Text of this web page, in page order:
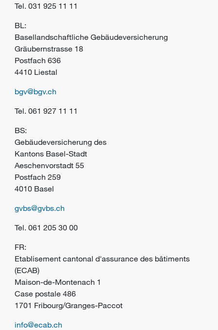
Tel. 031 925 11 11
BL:
Basellandschaftliche Gebäudeversicherung
Gräubernstrasse 18
Postfach 636
4410 Liestal
bgv@bgv.ch
Tel. 061 927 11 11
BS:
Gebäudeversicherung des
Kantons Basel-Stadt
Aeschenvorstadt 55
Postfach 259
4010 Basel
gvbs@gvbs.ch
Tel. 061 205 30 00
FR:
Etablisement cantonal d'assurance des bâtiments
(ECAB)
Maison-de-Montenach 1
Case postale 486
1701 Fribourg/Granges-Paccot
info@ecab.ch